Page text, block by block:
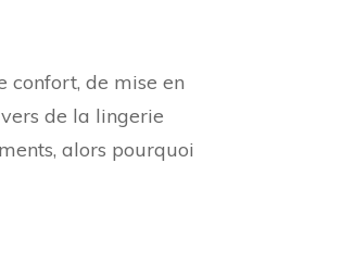
confort, de mise en
de la lingerie
alors pourquoi